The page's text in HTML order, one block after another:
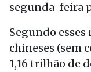
segunda-feira
Segundo
chineses (sem
1,16 trilhão de